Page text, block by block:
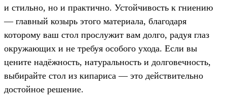
и стильно, но и практично. Устойчивость к гниению
— главный козырь этого материала, благодаря
которому ваш стол прослужит вам долго, радуя глаз
окружающих и не требуя особого ухода. Если вы
цените надёжность, натуральность и долговечность,
выбирайте стол из кипариса — это действительно
достойное решение.